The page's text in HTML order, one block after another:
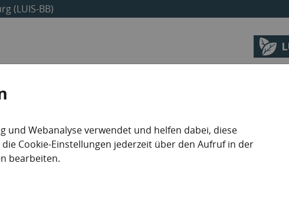
(LUIS-BB)
Aktiv für
und Webanalyse verwendet und helfen dabei, diese
Cookie-Einstellungen jederzeit über den Aufruf in der
bearbeiten.